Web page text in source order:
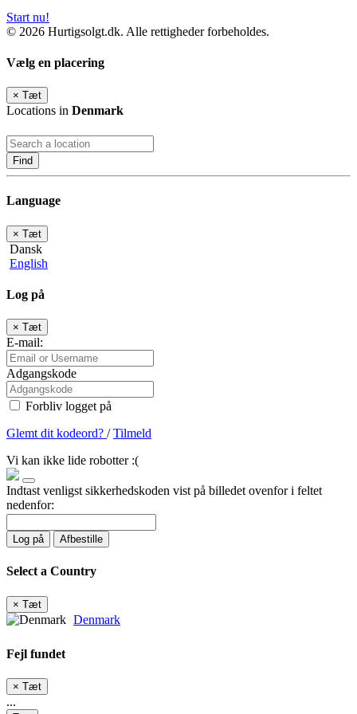
Start nu!
© 2026 Hurtigsolgt.dk. Alle rettigheder forbeholdes.
Vælg en placering
× Tæt
Locations in Denmark
Find
Language
× Tæt
Dansk
English
Log på
× Tæt
E-mail:
Adgangskode
Forbliv logget på
Glemt dit kodeord? /Tilmeld
Vi kan ikke lide robotter :(
Indtast venligst sikkerhedskoden vist på billedet ovenfor i feltet
nedenfor:
Log på Afbestille
Select a Country
× Tæt
Denmark
Fejl fundet
× Tæt
...